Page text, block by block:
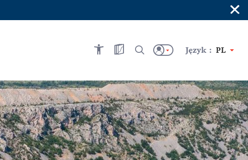
×
Język : PL